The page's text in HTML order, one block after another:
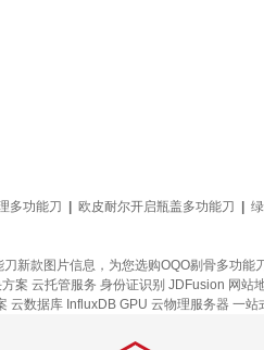
多功能刀 欧皮耐尔开启瓶盖多功能刀
款图片信息，为您选购OQO剔骨多功
案 云托管服务 身份证识别 JDFusion 网站
云数据库 InfluxDB GPU 云物理服务器 一站